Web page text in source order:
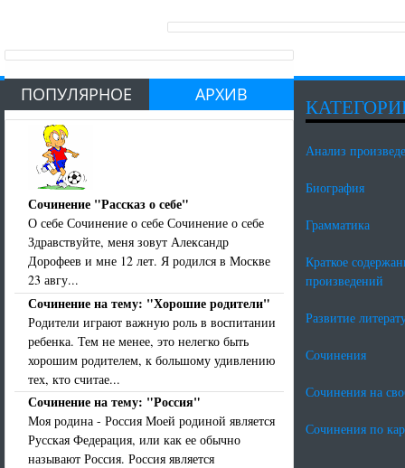
ПОПУЛЯРНОЕ АРХИВ
Сочинение "Рассказ о себе"
О себе Сочинение о себе Сочинение о себе
Здравствуйте, меня зовут Александр
Дорофеев и мне 12 лет. Я родился в Москве
23 авгу...
Сочинение на тему: "Хорошие родители"
Родители играют важную роль в воспитании
ребенка. Тем не менее, это нелегко быть
хорошим родителем, к большому удивлению
тех, кто считае...
Сочинение на тему: "Россия"
Моя родина - Россия Моей родиной является
Русская Федерация, или как ее обычно
называют Россия. Россия является
Анализ
Биография
Грамматика
Краткое
произведений
Развитие
Сочинения
Сочинения на
Сочинения по